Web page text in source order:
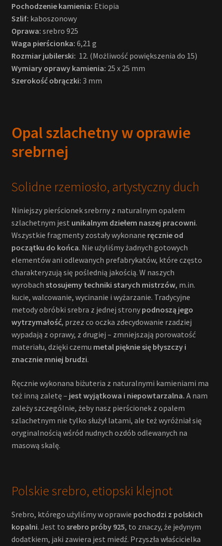
Pochodzenie kamienia: Etiopia
Szlif: kaboszonowy
Oprawa: srebro 925
Waga pierścionka: 6,21 g
Rozmiar jubilerski: 12. (Możliwość powiększenia do 15)
Wymiary oprawy kamienia: 25 x 25 mm
Szerokość obrączki: 3 mm
Opal szlachetny w oprawie
srebrnej
Solidne rzemiosło, artystyczny duch
Niniejszy pierścionek srebrny z naturalnym opalem
szlachetnym jest unikalnym dziełem naszej pracowni.
Wszystkie fragmenty zostały wykonane ręcznie od
początku do końca. Nie użyliśmy żadnych gotowych
elementów ani odlewanych prefabrykatów, które często
charakteryzują się poślednią jakością. W naszych
wyrobach stosujemy techniki starych mistrzów, m.in.
kucie, walcowanie, wycinanie i wyżarzanie. Tradycyjne
metody obróbki srebra z jednej strony podnoszą jego
wytrzymałość, przez co oczka zdecydowanie rzadziej
wypadają z oprawy, z drugiej – zmniejszają porowatość
materiału, dzięki czemu metal pięknie się błyszczy i
znacznie mniej brudzi.
Ręcznie wykonana biżuteria z naturalnymi kamieniami ma
też inną zaletę – jest wyjątkowa i niepowtarzalna. A nam
zależy szczególnie, żeby nasz pierścionek z opalem
szlachetnym nie tylko służył latami, ale też wyróżniał się
oryginalnością wśród nudnych ozdób odlewanych na
masową skalę.
Polskie srebro, etiopski klejnot
Srebro, którego użyliśmy w oprawie pochodzi z polskich
kopalni. Jest to srebro próby 925, to znaczy, że jedynym
dodatkiem, jaki zawiera jest miedź. Przyszła właścicielka